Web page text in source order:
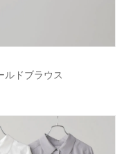
ルドブラウス